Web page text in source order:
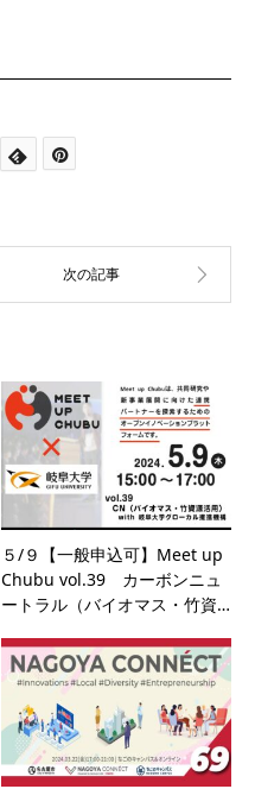
５/９【一般申込可】Meet up
Chubu vol.39 カーボンニュ
ートラル（バイオマス・竹資…